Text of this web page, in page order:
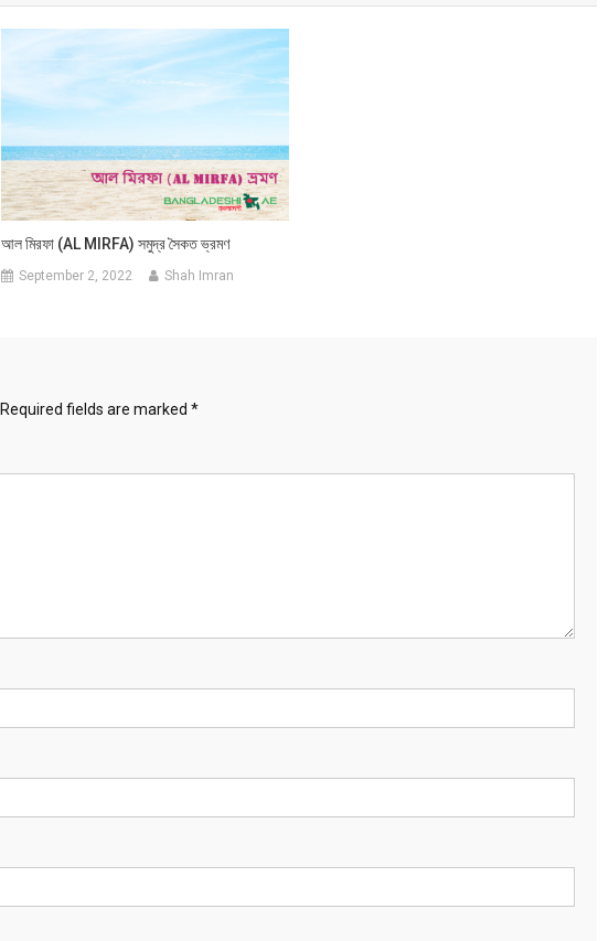
আল মিরফা (AL MIRFA) সমুদ্র সৈকত ভ্রমণ
September 2, 2022 Shah Imran
Required fields are marked *